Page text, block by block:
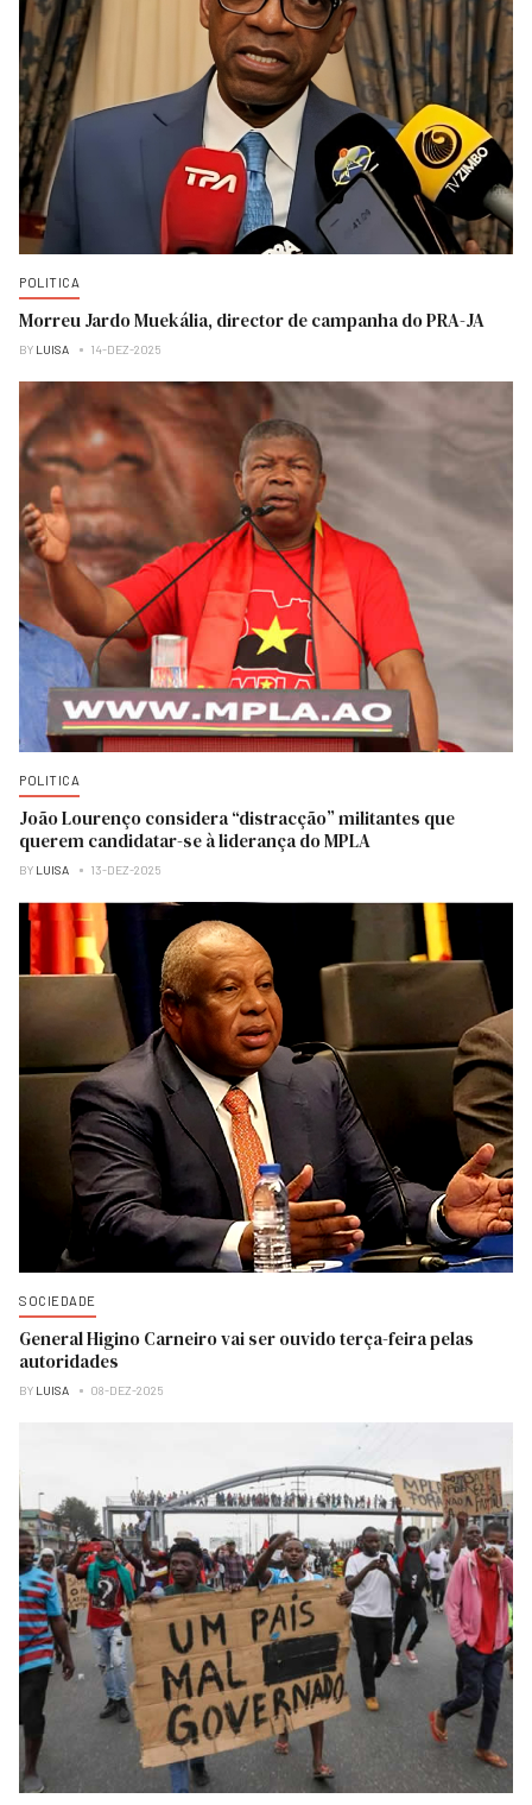
POLITICA
Morreu Jardo Muekália, director de campanha do PRA-JA
BY LUISA 14-DEZ-2025
POLITICA
João Lourenço considera “distracção” militantes que
querem candidatar-se à liderança do MPLA
BY LUISA 13-DEZ-2025
SOCIEDADE
General Higino Carneiro vai ser ouvido terça-feira pelas
autoridades
BY LUISA 08-DEZ-2025